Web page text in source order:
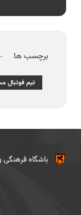
برچسب ها
تیم فوتبال
باشگاه